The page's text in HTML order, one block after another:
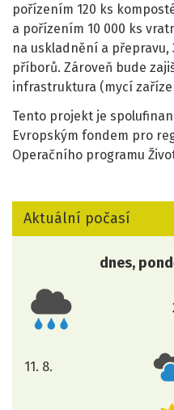
pořízením 120 ks
a pořízením 10 000 ks
na uskladnění a přepravu,
příborů. Zároveň bude
infrastruktura (mycí
Tento projekt je
Evropským fondem pro
Operačního programu
Aktuální počasí
dnes,
úterý
11. 8.